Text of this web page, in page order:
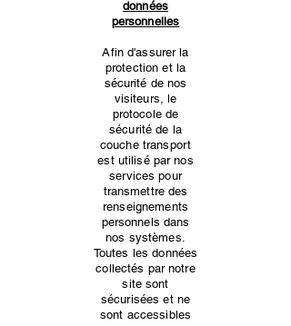
données
personnelles
Afin d'assurer la
protection et la
sécurité de nos
visiteurs, le
protocole de
sécurité de la
couche transport
est utilisé par nos
services pour
transmettre des
renseignements
personnels dans
nos systèmes.
Toutes les données
collectés par notre
site sont
sécurisées et ne
sont accessibles